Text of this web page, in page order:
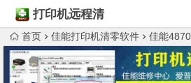
打印机远程清
零首页 佳能打印机清零软件 佳能